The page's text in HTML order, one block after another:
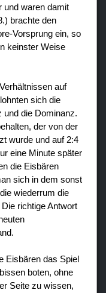
und waren damit
brachte den
Vorsprung ein, so
keinster Weise
auf
sich die
und die Dominanz.
der von der
wurde und auf 2:4
eine Minute später
die Eisbären
sich in dem sonst
wiederrum die
richtige Antwort
Eisbären das Spiel
boten, ohne
Seite zu wissen,